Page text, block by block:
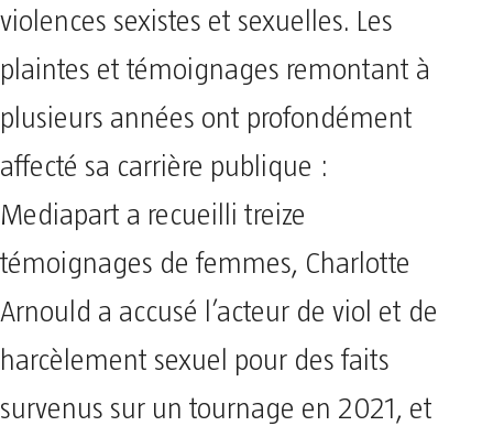
violences sexistes et sexuelles. Les
plaintes et témoignages remontant à
plusieurs années ont profondément
affecté sa carrière publique :
Mediapart a recueilli treize
témoignages de femmes, Charlotte
Arnould a accusé l’acteur de viol et de
harcèlement sexuel pour des faits
survenus sur un tournage en 2021, et